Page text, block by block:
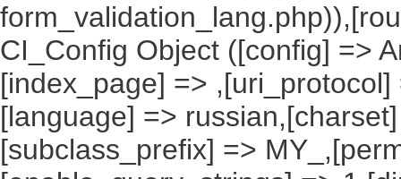
CI_Config Object ([config] =>
[index_page] =>
[language] =>
[subclass_prefix] =>